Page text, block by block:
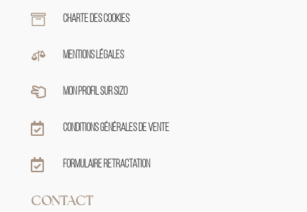
 Charte des cookies
 Mentions légales
 Mon profil sur sizo
 Conditions générales de vente
 Formulaire retractation
CONTACT